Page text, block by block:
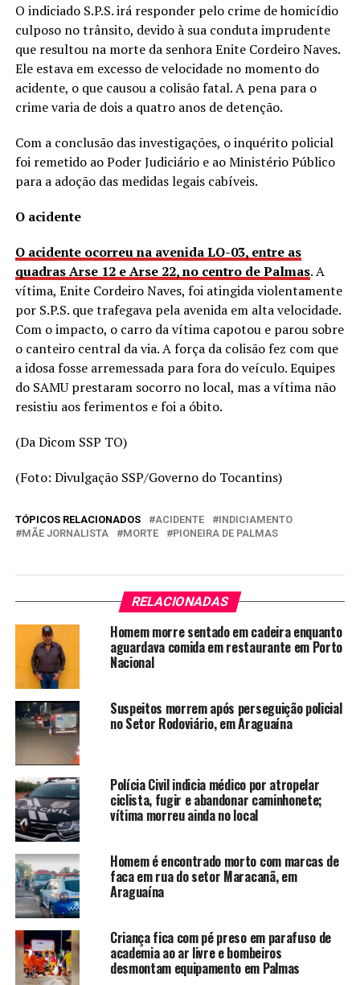
O indiciado S.P.S. irá responder pelo crime de homicídio
culposo no trânsito, devido à sua conduta imprudente
que resultou na morte da senhora Enite Cordeiro Naves.
Ele estava em excesso de velocidade no momento do
acidente, o que causou a colisão fatal. A pena para o
crime varia de dois a quatro anos de detenção.
Com a conclusão das investigações, o inquérito policial
foi remetido ao Poder Judiciário e ao Ministério Público
para a adoção das medidas legais cabíveis.
O acidente
O acidente ocorreu na avenida LO-03, entre as
quadras Arse 12 e Arse 22, no centro de Palmas. A
vítima, Enite Cordeiro Naves, foi atingida violentamente
por S.P.S. que trafegava pela avenida em alta velocidade.
Com o impacto, o carro da vítima capotou e parou sobre
o canteiro central da via. A força da colisão fez com que
a idosa fosse arremessada para fora do veículo. Equipes
do SAMU prestaram socorro no local, mas a vítima não
resistiu aos ferimentos e foi a óbito.
(Da Dicom SSP TO)
(Foto: Divulgação SSP/Governo do Tocantins)
TÓPICOS RELACIONADOS ACIDENTE
INDICIAMENTO
MÃE JORNALISTA
MORTE PIONEIRA DE PALMAS
RELACIONADAS
Homem morre sentado em cadeira enquanto
aguardava comida em restaurante em Porto
Nacional
Suspeitos morrem após perseguição policial
no Setor Rodoviário, em Araguaína
Polícia Civil indicia médico por atropelar
ciclista, fugir e abandonar caminhonete;
vítima morreu ainda no local
Homem é encontrado morto com marcas de
faca em rua do setor Maracanã, em
Araguaína
Criança fica com pé preso em parafuso de
academia ao ar livre e bombeiros
desmontam equipamento em Palmas